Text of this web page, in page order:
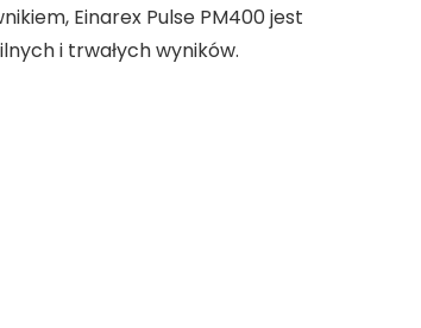
Einarex Pulse PM400 jest
i trwałych wyników.